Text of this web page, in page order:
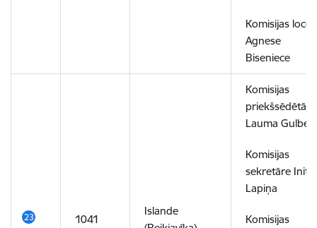
Komisijas
Agnese
Biseniece
1041
Islande
Komisijas
priekšsēdētāja
Lauma Gulbe
Komisijas
sekretāre Inita
Lapiņa
Komisijas